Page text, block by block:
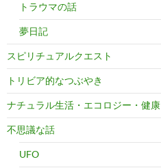
トラウマの話
夢日記
スピリチュアルクエスト
トリビア的なつぶやき
ナチュラル生活・エコロジー・健康
不思議な話
UFO